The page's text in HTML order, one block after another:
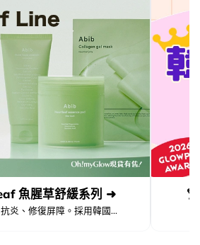
魚腥草舒緩系列 ➜
炎、修復屏障。採用韓國...